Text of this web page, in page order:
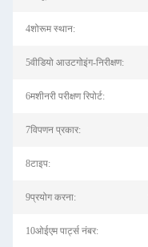
4शोरूम स्थान:
5वीडियो आउटगोइंग-निरीक्षण:
6मशीनरी परीक्षण रिपोर्ट:
7विपणन प्रकार:
8टाइप:
9प्रयोग करना:
10ओईएम पार्ट्स नंबर: